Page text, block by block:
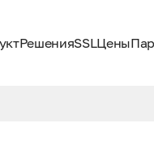
РешенияSSLЦены